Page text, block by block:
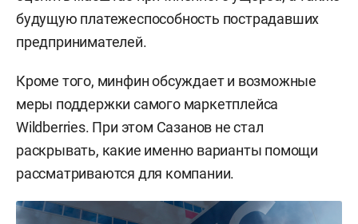
будущую платежеспособность пострадавших
предпринимателей.
Кроме того, минфин обсуждает и возможные
меры поддержки самого маркетплейса
Wildberries. При этом Сазанов не стал
раскрывать, какие именно варианты помощи
рассматриваются для компании.